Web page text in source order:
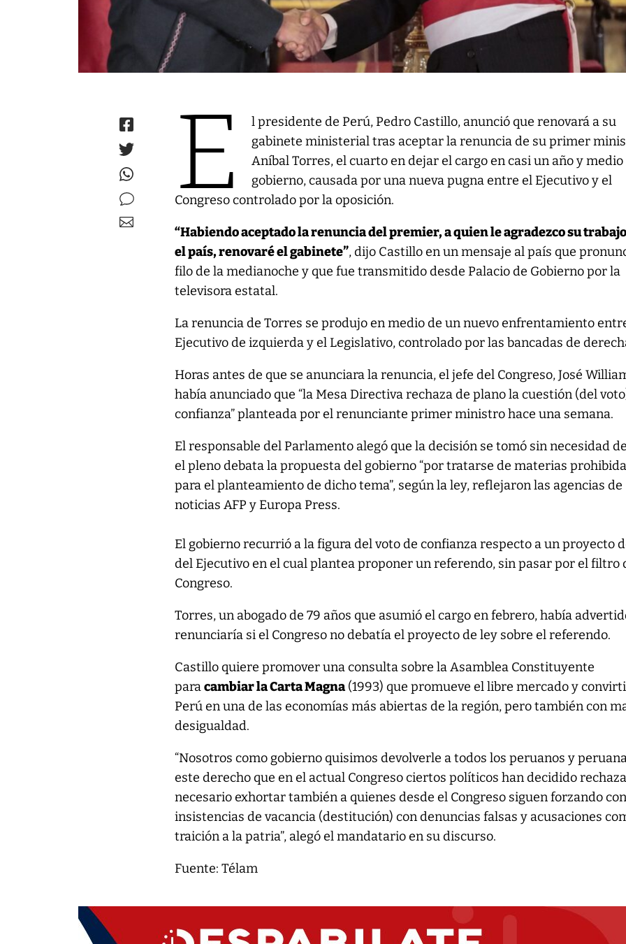
E
l presidente de Perú, Pedro Castillo, anunció que renovará a su
gabinete ministerial tras aceptar la renuncia de su primer
Aníbal Torres, el cuarto en dejar el cargo en casi un año y medio
gobierno, causada por una nueva pugna entre el Ejecutivo y el
Congreso controlado por la oposición.
“Habiendo aceptado la renuncia del premier, a quien le agradezco su
el país, renovaré el gabinete”, dijo Castillo en un mensaje al país que
filo de la medianoche y que fue transmitido desde Palacio de Gobierno por la
televisora estatal.
La renuncia de Torres se produjo en medio de un nuevo enfrentamiento
Ejecutivo de izquierda y el Legislativo, controlado por las bancadas de
Horas antes de que se anunciara la renuncia, el jefe del Congreso, José
había anunciado que “la Mesa Directiva rechaza de plano la cuestión (del
confianza” planteada por el renunciante primer ministro hace una semana.
El responsable del Parlamento alegó que la decisión se tomó sin necesidad
el pleno debata la propuesta del gobierno “por tratarse de materias
para el planteamiento de dicho tema”, según la ley, reflejaron las agencias de
noticias AFP y Europa Press.
El gobierno recurrió a la figura del voto de confianza respecto a un proyecto
del Ejecutivo en el cual plantea proponer un referendo, sin pasar por el filtro
Congreso.
Torres, un abogado de 79 años que asumió el cargo en febrero, había
renunciaría si el Congreso no debatía el proyecto de ley sobre el referendo.
Castillo quiere promover una consulta sobre la Asamblea Constituyente
paracambiar la Carta Magna(1993) que promueve el libre mercado y
Perú en una de las economías más abiertas de la región, pero también con
desigualdad.
“Nosotros como gobierno quisimos devolverle a todos los peruanos y
este derecho que en el actual Congreso ciertos políticos han decidido
necesario exhortar también a quienes desde el Congreso siguen forzando
insistencias de vacancia (destitución) con denuncias falsas y acusaciones
traición a la patria”, alegó el mandatario en su discurso.
Fuente: Télam